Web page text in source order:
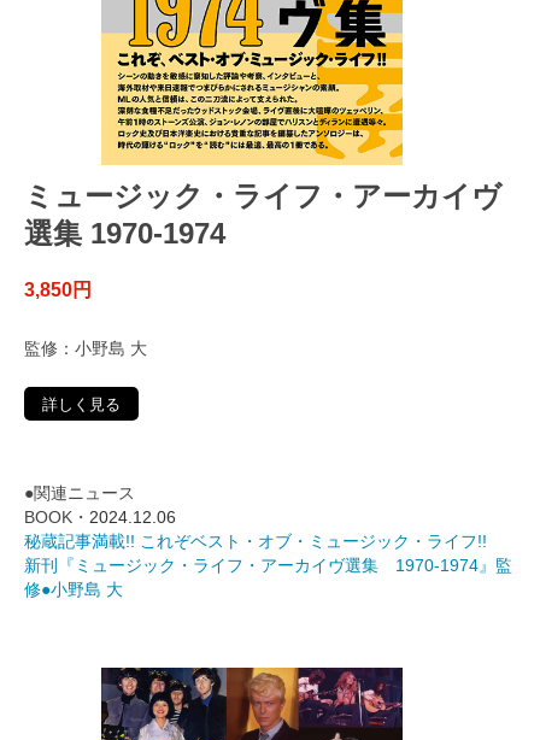
ミュージック・ライフ・アーカイヴ
選集 1970-1974
3,850円
監修：小野島 大
詳しく見る
●関連ニュース
BOOK・ 2024.12.06
秘蔵記事満載!! これぞベスト・オブ・ミュージック・ライフ!!
新刊『ミュージック・ライフ・アーカイヴ選集 1970-1974』監
修●小野島 大